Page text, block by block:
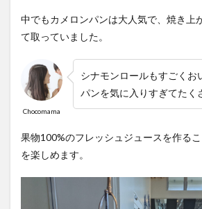
中でもカメロンパンは大人気で、焼き上
て取っていました。
Chocomama
シナモンロールもすごくお
パンを気に入りすぎてたく
果物100%のフレッシュジュースを作る
を楽しめます。